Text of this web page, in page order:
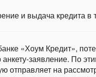
и выдача кредита в
«Хоум Кредит»,
заявление. По
отправляет на